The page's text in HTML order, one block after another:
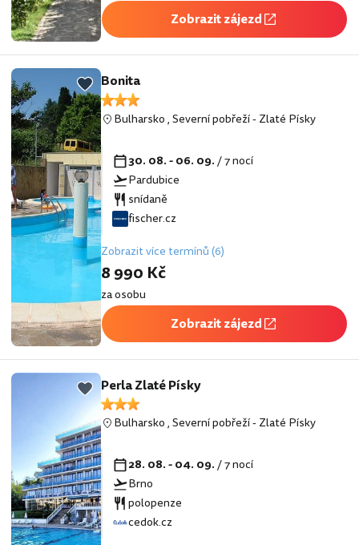
Zobrazit zájezd
Bonita
Bulharsko,Severní pobřeží-Zlaté Písky
30. 08. - 06. 09./ 7 nocí
Pardubice
snídaně
fischer.cz
Zobrazit více termínů (6)
8 990 Kč
za osobu
Zobrazit zájezd
Perla Zlaté Písky
Bulharsko,Severní pobřeží-Zlaté Písky
28. 08. - 04. 09./ 7 nocí
Brno
polopenze
cedok.cz